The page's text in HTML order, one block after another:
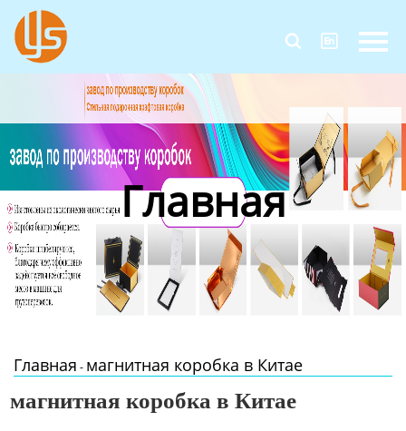
 
Главная
Продукция
О Нас
Контакты Главная
Главная - магнитная коробка в Китае
магнитная коробка в Китае